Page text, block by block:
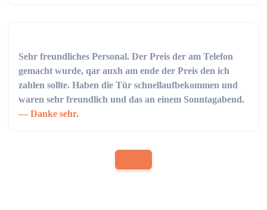
Sehr freundliches Personal. Der Preis der am Telefon
gemacht wurde, qar auxh am ende der Preis den ich
zahlen sollte. Haben die Tür schnellaufbekommen und
waren sehr freundlich und das an einem Sonntagabend.
Danke sehr.